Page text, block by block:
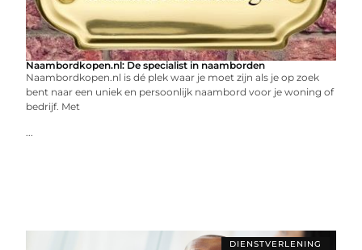
Naambordkopen.nl: De specialist in naamborden
Naambordkopen.nl is dé plek waar je moet zijn als je op zoek
bent naar een uniek en persoonlijk naambord voor je woning of
bedrijf. Met
...
DIENSTVERLENING